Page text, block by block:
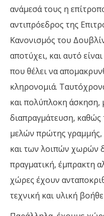
ανάμεσά τους η
αντιπρόεδρος της
Κανονισμός του
αποτύχει, και αυτό
που θέλει να
κληρονομιά.
και πολύπλοκη άσκηση,
διαπραγμάτευση,
μελών πρώτης γραμμής,
και των λοιπών χωρών
πραγματική, έμπρακτη
χώρες έχουν
τεχνική και υλική